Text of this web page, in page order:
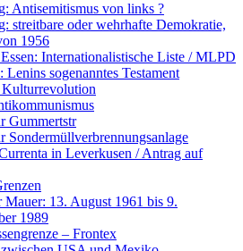
Antisemitismus von links ?
streitbare oder wehrhafte Demokratie,
1956
Internationalistische Liste / MLPD
sogenanntes Testament
Gummertstr
Sondermüllverbrennungsanlage
in Leverkusen / Antrag auf
Mauer: 13. August 1961 bis 9.
1989
– Frontex